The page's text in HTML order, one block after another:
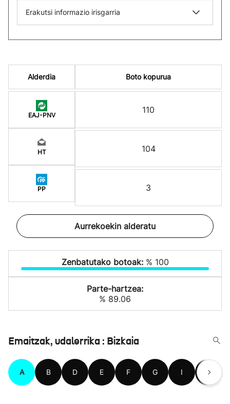
Erakutsi informazio irisgarria
Alderdia
EAJ-PNV
HT
PP
Boto kopurua
110
104
3
Aurrekoekin alderatu
Zenbatutako botoak: % 100
Parte-hartzea:
% 89.06
Emaitzak, udalerrika : Bizkaia
A B D E F G I J